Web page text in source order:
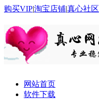
购买VIP|淘宝店铺|真心社区
网站首页
软件下载